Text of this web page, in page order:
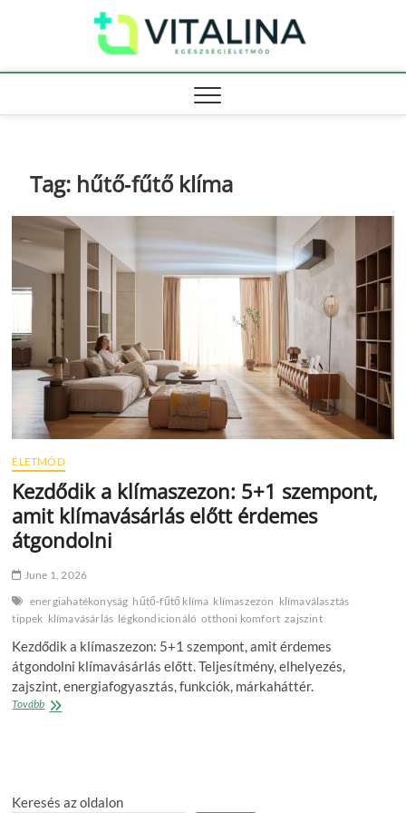
Tag: hűtő‑fűtő klíma
ÉLETMÓD
Kezdődik a klímaszezon: 5+1 szempont,
amit klímavásárlás előtt érdemes
átgondolni
June 1, 2026
energiahatékonyság hűtő‑fűtő klíma klímaszezon klímaválasztás
tippek klímavásárlás légkondicionáló otthoni komfort zajszint
Kezdődik a klímaszezon: 5+1 szempont, amit érdemes
átgondolni klímavásárlás előtt. Teljesítmény, elhelyezés,
zajszint, energiafogyasztás, funkciók, márkaháttér.
TovábbKezdődik
klímavásárlás
Keresés az oldalon